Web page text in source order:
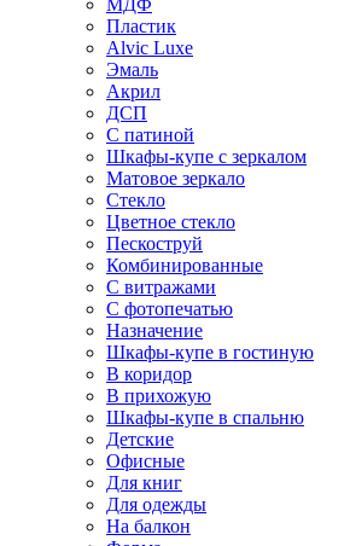
МДФ
Пластик
Alvic Luxe
Эмаль
Акрил
ДСП
С патиной
Шкафы-купе с зеркалом
Матовое зеркало
Стекло
Цветное стекло
Пескоструй
Комбинированные
С витражами
С фотопечатью
Назначение
Шкафы-купе в гостиную
В коридор
В прихожую
Шкафы-купе в спальню
Детские
Офисные
Для книг
Для одежды
На балкон